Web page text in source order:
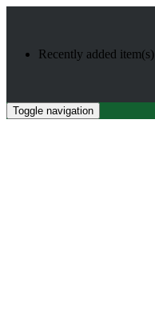
Recently added item(s)
Toggle navigation